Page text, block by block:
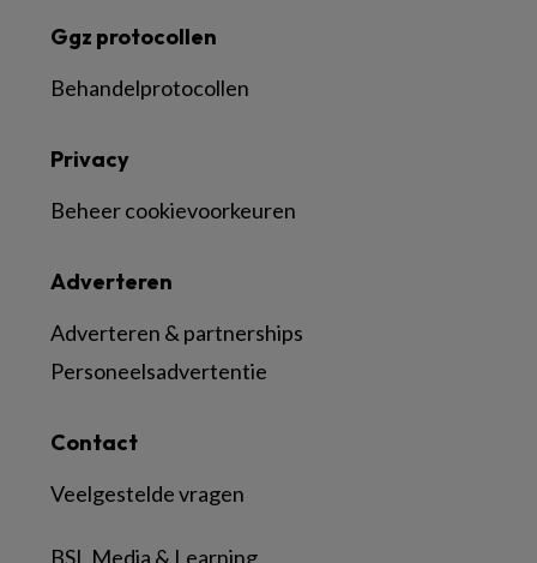
Ggz protocollen
Behandelprotocollen
Contact
Veelgestelde vragen
BSL Media & Learning
Adverteren
Adverteren & partnerships
Personeelsadvertentie
Privacy
Beheer cookievoorkeuren